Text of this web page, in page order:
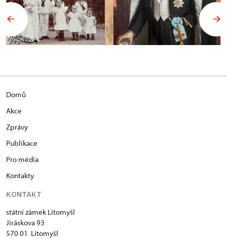
Domů
Akce
Zprávy
Publikace
Pro média
Kontakty
KONTAKT
státní zámek Litomyšl
Jiráskova 93
570 01 Litomyšl